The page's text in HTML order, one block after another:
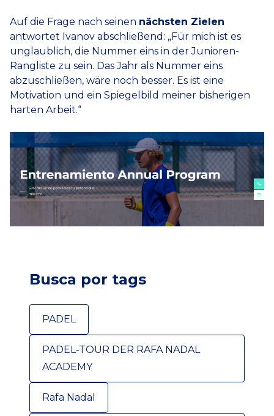
Auf die Frage nach seinen nächsten Zielen
antwortet Ivanov abschließend: „Für mich ist es
unglaublich, die Nummer eins in der Junioren-
Rangliste zu sein. Das Jahr als Nummer eins
abzuschließen, wäre noch besser. Es ist eine
Motivation und ein Spiegelbild meiner bisherigen
harten Arbeit.“
Busca por tags
PADEL
PADEL-TOUR DER RAFA NADAL
ACADEMY
Rafa Nadal